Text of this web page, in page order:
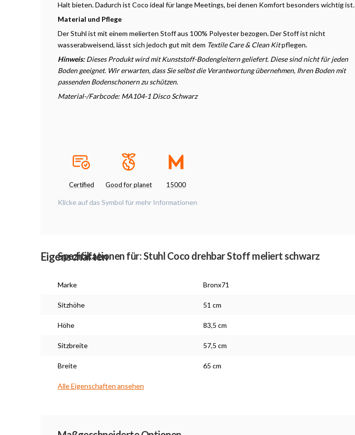
Halt bieten. Dadurch ist Coco ideal für lange Meetings, bei denen Komfort besonders wichtig ist.
Material und Pflege
Der Stuhl ist mit einem melierten Stoff aus 100% Polyester bezogen. Der Stoff ist nicht
wasserabweisend, lässt sich jedoch gut mit dem Textile Care & Clean Kitpflegen.
Hinweis:Dieses Produkt wird mit Kunststoff-Bodengleitern geliefert. Diese sind nicht für jeden
Boden geeignet. Wir erwarten, dass Sie selbst die Verantwortung übernehmen, Ihren Boden mit
passenden Bodenschonern zu schützen.
Material-/Farbcode: MA104-1 Disco Schwarz
Certified Good for planet 15000
Klicke auf das Symbol für mehr Informationen
Eigenschaften
Spezifikationen für: Stuhl Coco drehbar Stoff meliert schwarz
Marke Bronx71
Sitzhöhe 51 cm
Höhe 83,5 cm
Sitzbreite 57,5 cm
Breite 65 cm
Alle Eigenschaften ansehen